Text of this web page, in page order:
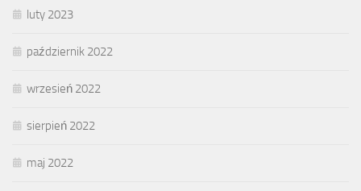
luty 2023
październik 2022
wrzesień 2022
sierpień 2022
maj 2022